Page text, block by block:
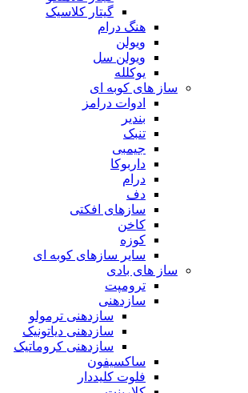
گیتار کلاسیک
هنگ درام
ویولن
ویولن سل
یوکلله
ساز های کوبه ای
ادوات درامز
بندیر
تنبک
جیمبی
داربوکا
درام
دف
سازهای افکتی
کاخن
کوزه
سایر سازهای کوبه ای
ساز های بادی
ترومپت
سازدهنی
سازدهنی ترمولو
سازدهنی دیاتونیک
سازدهنی کروماتیک
ساکسیفون
فلوت کلیددار